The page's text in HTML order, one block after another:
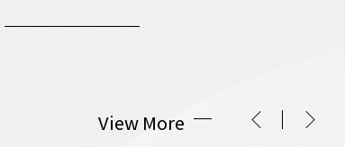
View More